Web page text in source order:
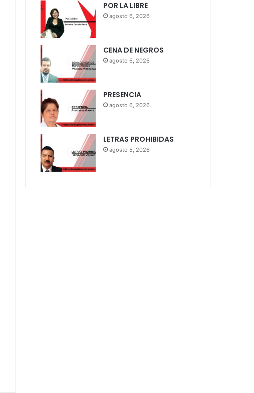
POR LA LIBRE
agosto 6, 2026
CENA DE NEGROS
agosto 6, 2026
PRESENCIA
agosto 6, 2026
LETRAS PROHIBIDAS
agosto 5, 2026